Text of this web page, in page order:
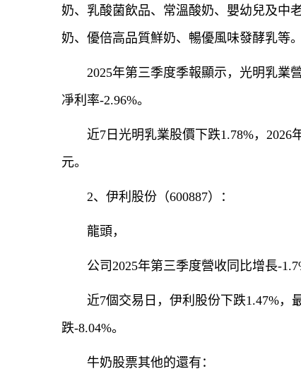
奶、乳酸菌飲品、常溫酸奶、嬰幼兒及中
奶、優倍高品質鮮奶、暢優風味發酵乳等。
2025年第三季度季報顯示，光明乳業
凈利率-2.96%。
近7日光明乳業股價下跌1.78%，2026
元。
2、伊利股份（600887）：
龍頭，
公司2025年第三季度營收同比增長-
近7個交易日，伊利股份下跌1.47%，
跌-8.04%。
牛奶股票其他的還有：